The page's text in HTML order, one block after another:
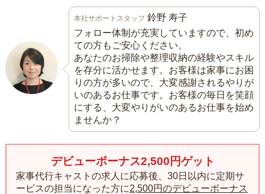
本社サポートスタッフ 鈴野 寿子
フォロー体制が充実していますので、初め
ての方もご安心ください。
あなたのお掃除や整理収納の経験やスキル
を存分に活かせます。お客様は家事にお困
りの方が多いので、大変感謝されるやりが
いのあるお仕事です。お客様の毎日を笑顔
にする、大変やりがいのあるお仕事を始め
ませんか？
デビューボーナス2,500円ゲット
家事代行キャストの求人に応募後、30日以内に定期サ
ービスの担当になった方に2,500円のデビューボーナス